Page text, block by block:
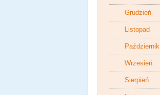
Grudzień
Listopad
Październik
Wrzesień
Sierpień